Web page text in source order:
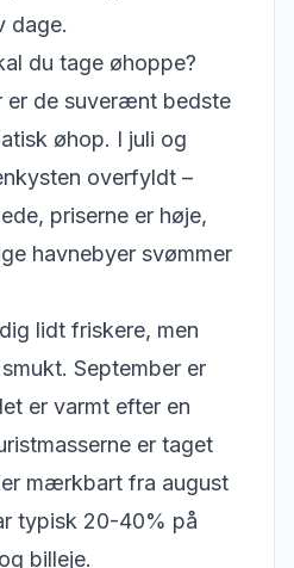
dage.
du tage øhoppe?
er de suverænt bedste
øhop. I juli og
overfyldt –
priserne er høje,
havnebyer svømmer
lidt friskere, men
September er
er varmt efter en
er taget
mærkbart fra august
typisk 20-40% på
billeje.